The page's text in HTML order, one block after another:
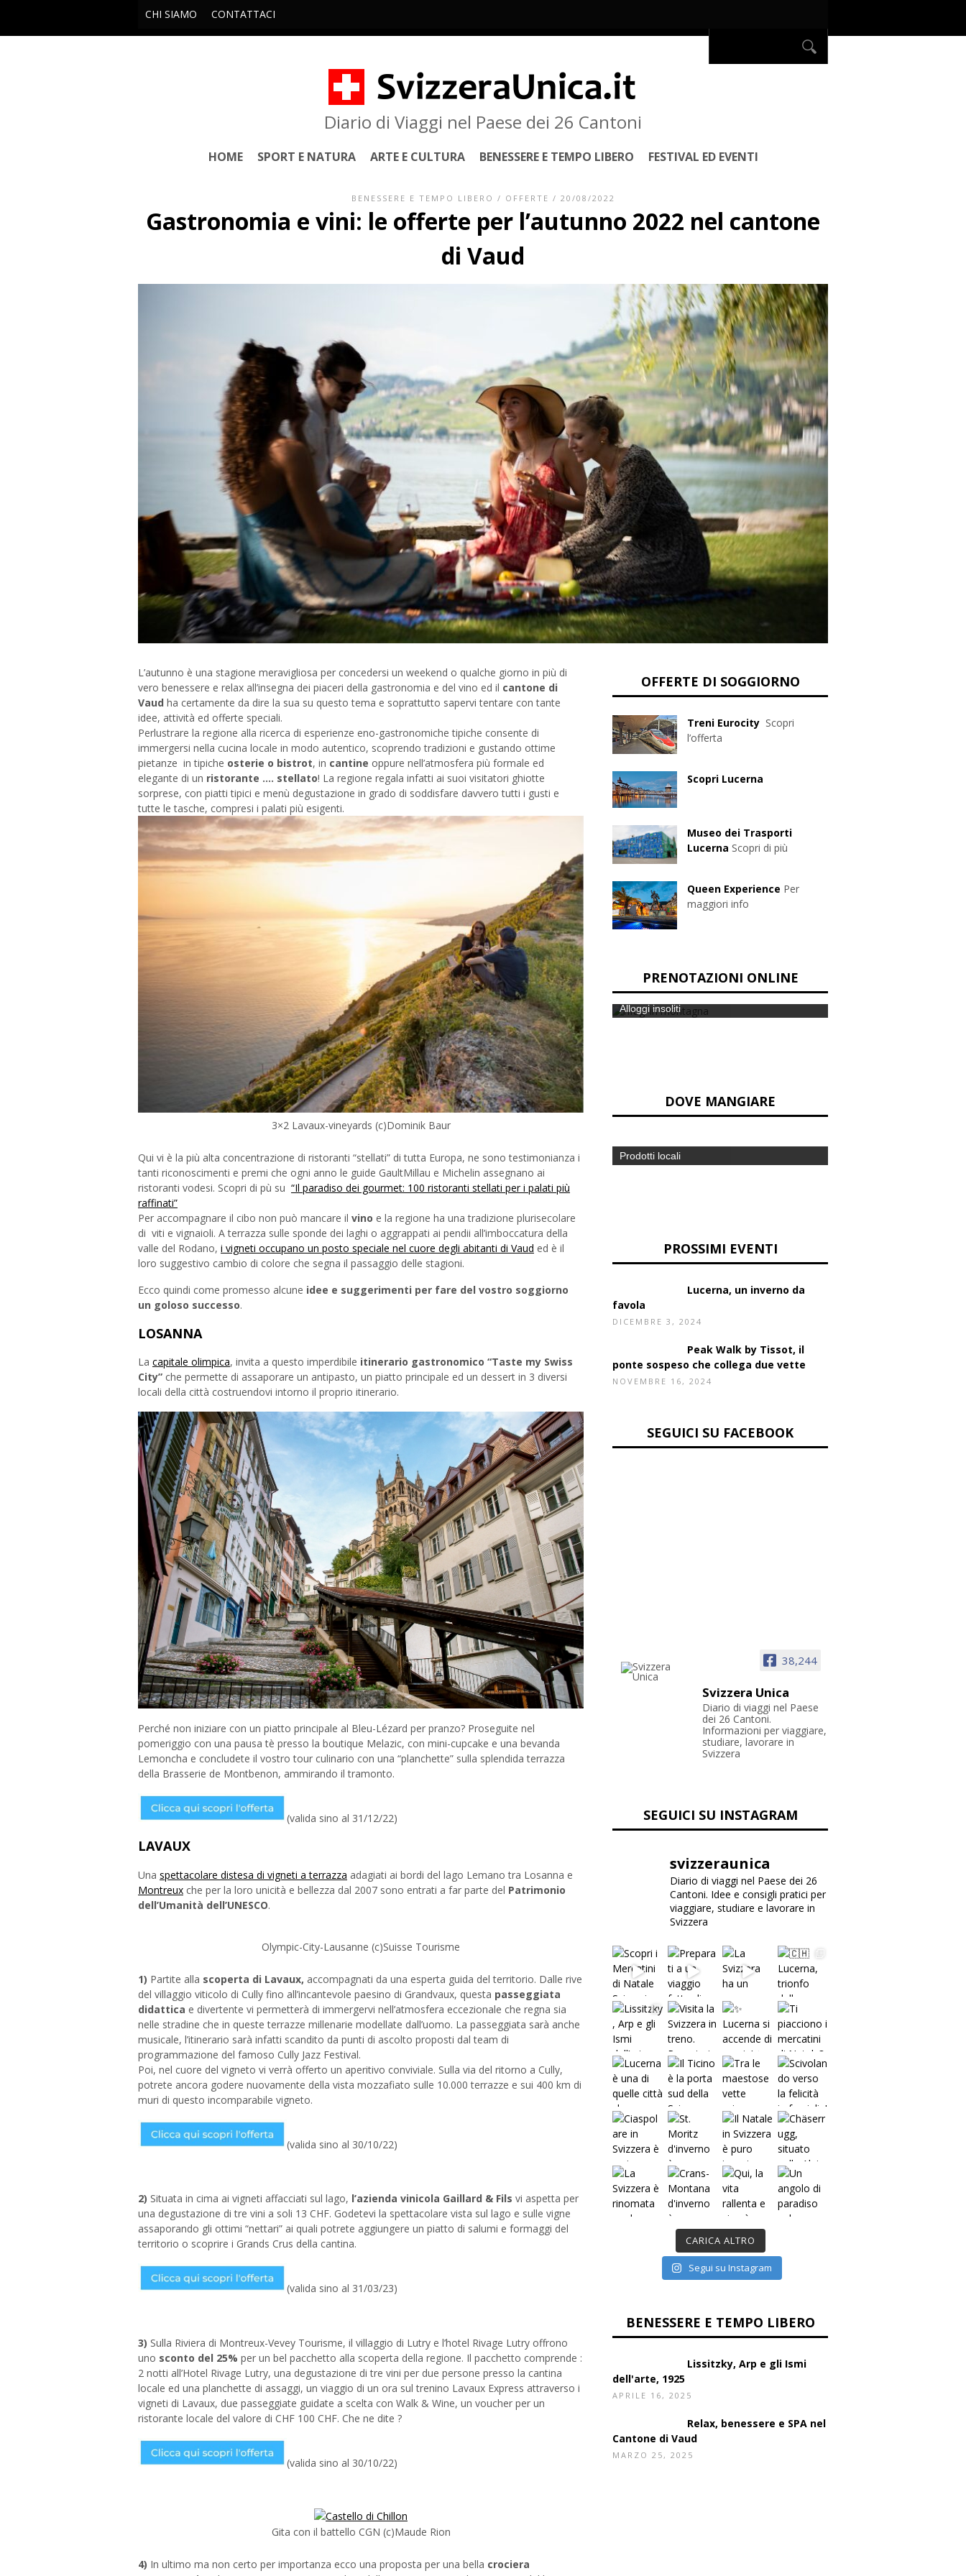
CHI SIAMO CONTATTACI
Diario di Viaggi nel Paese dei 26 Cantoni
HOME SPORT E NATURA ARTE E CULTURA BENESSERE E TEMPO LIBERO FESTIVAL ED EVENTI
BENESSERE E TEMPO LIBERO / OFFERTE / 20/08/2022
Gastronomia e vini: le offerte per l’autunno 2022 nel cantone
di Vaud
L’autunno è una stagione meravigliosa per concedersi un weekend o qualche giorno in più di
vero benessere e relax all’insegna dei piaceri della gastronomia e del vino ed il cantone di
Vaud ha certamente da dire la sua su questo tema e soprattutto sapervi tentare con tante
idee, attività ed offerte speciali.
Perlustrare la regione alla ricerca di esperienze eno-gastronomiche tipiche consente di
immergersi nella cucina locale in modo autentico, scoprendo tradizioni e gustando ottime
pietanze in tipiche osterie o bistrot, in cantine oppure nell’atmosfera più formale ed
elegante di un ristorante …. stellato! La regione regala infatti ai suoi visitatori ghiotte
sorprese, con piatti tipici e menù degustazione in grado di soddisfare davvero tutti i gusti e
tutte le tasche, compresi i palati più esigenti.
3×2 Lavaux-vineyards (c)Dominik Baur
Qui vi è la più alta concentrazione di ristoranti “stellati” di tutta Europa, ne sono testimonianza i
tanti riconoscimenti e premi che ogni anno le guide GaultMillau e Michelin assegnano ai
ristoranti vodesi. Scopri di pù su “Il paradiso dei gourmet: 100 ristoranti stellati per i palati più
raffinati”
Per accompagnare il cibo non può mancare il vino e la regione ha una tradizione plurisecolare
di viti e vignaioli. A terrazza sulle sponde dei laghi o aggrappati ai pendii all’imboccatura della
valle del Rodano, i vigneti occupano un posto speciale nel cuore degli abitanti di Vaud ed è il
loro suggestivo cambio di colore che segna il passaggio delle stagioni.
Ecco quindi come promesso alcune idee e suggerimenti per fare del vostro soggiorno
un goloso successo.
LOSANNA
La capitale olimpica, invita a questo imperdibile itinerario gastronomico “Taste my Swiss
City” che permette di assaporare un antipasto, un piatto principale ed un dessert in 3 diversi
locali della città costruendovi intorno il proprio itinerario.
Perché non iniziare con un piatto principale al Bleu-Lézard per pranzo? Proseguite nel
pomeriggio con una pausa tè presso la boutique Melazic, con mini-cupcake e una bevanda
Lemoncha e concludete il vostro tour culinario con una “planchette” sulla splendida terrazza
della Brasserie de Montbenon, ammirando il tramonto.
(valida sino al 31/12/22)
LAVAUX
Una spettacolare distesa di vigneti a terrazza adagiati ai bordi del lago Lemano tra Losanna e
Montreux che per la loro unicità e bellezza dal 2007 sono entrati a far parte del Patrimonio
dell’Umanità dell’UNESCO.
Olympic-City-Lausanne (c)Suisse Tourisme
1) Partite alla scoperta di Lavaux, accompagnati da una esperta guida del territorio. Dalle rive
del villaggio viticolo di Cully fino all’incantevole paesino di Grandvaux, questa passeggiata
didattica e divertente vi permetterà di immergervi nell’atmosfera eccezionale che regna sia
nelle stradine che in queste terrazze millenarie modellate dall’uomo. La passeggiata sarà anche
musicale, l’itinerario sarà infatti scandito da punti di ascolto proposti dal team di
programmazione del famoso Cully Jazz Festival.
Poi, nel cuore del vigneto vi verrà offerto un aperitivo conviviale. Sulla via del ritorno a Cully,
potrete ancora godere nuovamente della vista mozzafiato sulle 10.000 terrazze e sui 400 km di
muri di questo incomparabile vigneto.
(valida sino al 30/10/22)
2) Situata in cima ai vigneti affacciati sul lago, l’azienda vinicola Gaillard & Fils vi aspetta per
una degustazione di tre vini a soli 13 CHF. Godetevi la spettacolare vista sul lago e sulle vigne
assaporando gli ottimi “nettari” ai quali potrete aggiungere un piatto di salumi e formaggi del
territorio o scoprire i Grands Crus della cantina.
(valida sino al 31/03/23)
3) Sulla Riviera di Montreux-Vevey Tourisme, il villaggio di Lutry e l’hotel Rivage Lutry offrono
uno sconto del 25% per un bel pacchetto alla scoperta della regione. Il pacchetto comprende :
2 notti all’Hotel Rivage Lutry, una degustazione di tre vini per due persone presso la cantina
locale ed una planchette di assaggi, un viaggio di un ora sul trenino Lavaux Express attraverso i
vigneti di Lavaux, due passeggiate guidate a scelta con Walk & Wine, un voucher per un
ristorante locale del valore di CHF 100 CHF. Che ne dite ?
(valida sino al 30/10/22)
Gita con il battello CGN (c)Maude Rion
4) In ultimo ma non certo per importanza ecco una proposta per una bella crociera
OFFERTE DI SOGGIORNO
Treni Eurocity Scopri
l’offerta
Scopri Lucerna
Museo dei Trasporti
Lucerna Scopri di più
Queen Experience Per
maggiori info
PRENOTAZIONI ONLINE
DOVE MANGIARE
Fonduta di formaggio
Lucerna, un inverno da
favola
Svizzera Unica
dei 26 Cantoni.
Informazioni per viaggiare,
studiare, lavorare in
Svizzera
SEGUICI SU INSTAGRAM
svizzeraunica
Diario di viaggi nel Paese dei 26
Cantoni. Idee e consigli pratici per
viaggiare, studiare e lavorare in
Svizzera